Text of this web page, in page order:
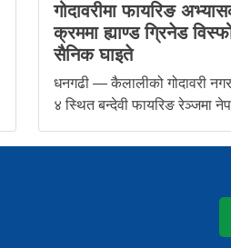
गोदावरीमा फायरिङ
क्रममा ह्याण्ड ग्रिनेड
सैनिक घाइते
धनगढी — कैलालीको गोदावरी
४ स्थित बन्देवी फायरिङ रेञ्जमा